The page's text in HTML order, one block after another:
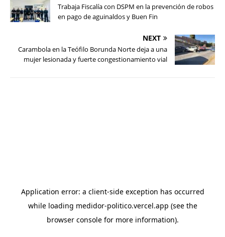
Trabaja Fiscalía con DSPM en la prevención de robos
en pago de aguinaldos y Buen Fin
NEXT
Carambola en la Teófilo Borunda Norte deja a una
mujer lesionada y fuerte congestionamiento vial